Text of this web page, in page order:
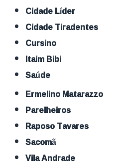
Cidade Líder
Cidade Tiradentes
Cursino
Itaim Bibi
Saúde
Ermelino Matarazzo
Parelheiros
Raposo Tavares
Sacomã
Vila Andrade